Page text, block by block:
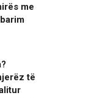
me
të